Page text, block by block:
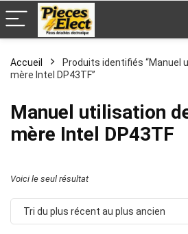
Accueil
Produits identifiés “Manuel
mère Intel DP43TF”
Manuel utilisation
mère Intel DP43TF
Voici le seul résultat
Tri du plus récent au plus ancien